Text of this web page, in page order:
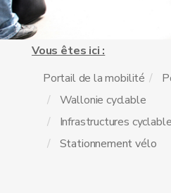
Vous êtes ici :
Portail de la mobilité
Wallonie cyclable
Infrastructures
Stationnement vélo